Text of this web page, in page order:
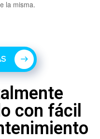
la misma.
con fácil